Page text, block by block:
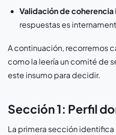
Validación de coherencia
respuestas es
A continuación, recorremos
como la leería un comité de
este insumo para decidir.
Sección 1: Perfil
La primera sección